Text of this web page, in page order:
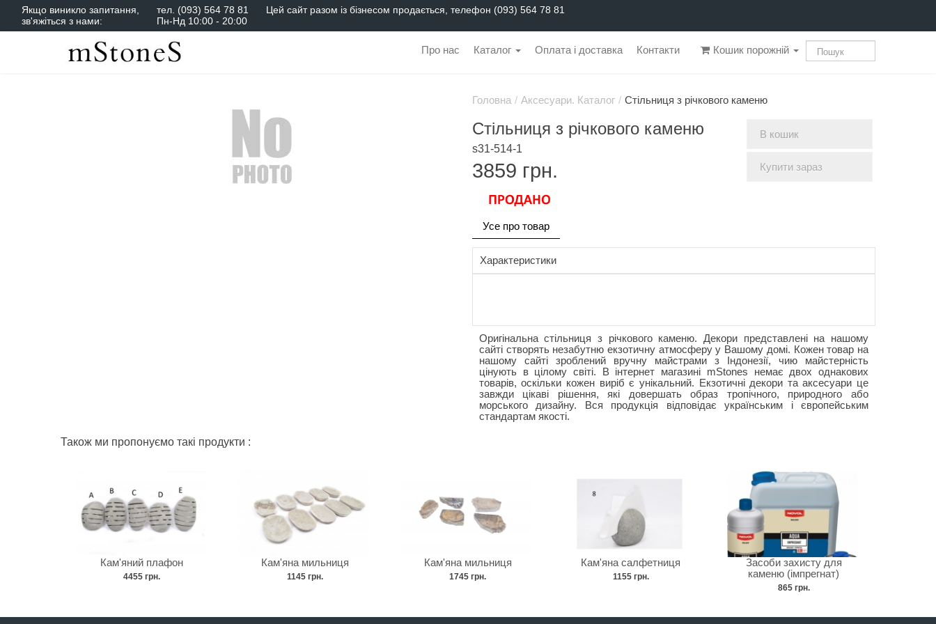
Якщо виникло запитання,
зв'яжіться з нами:
тел. (093) 564 78 81
Пн-Нд 10:00 - 20:00
Цей сайт разом із бізнесом продається, телефон (093) 564 78 81
Кошик порожній
Про нас Каталог Оплата і доставка Контакти
Головна / Аксесуари. Каталог / Стільниця з річкового каменю
Стільниця з річкового каменю
s31-514-1
3859 грн.
В кошик
Купити зараз
Усе про товар
Характеристики
Оригінальна стільниця з річкового каменю. Декори представлені на нашому
сайті створять незабутню екзотичну атмосферу у Вашому домі. Кожен товар на
нашому сайті зроблений вручну майстрами з Індонезії, чию майстерність
цінують в цілому світі. В інтернет магазині mStones немає двох однакових
товарів, оскільки кожен виріб є унікальний. Екзотичні декори та аксесуари це
завжди цікаві рішення, які довершать образ тропічного, природного або
морського дизайну. Вся продукція відповідає українським і європейським
стандартам якості.
Також ми пропонуємо такі продукти :
Кам'яний плафон
4455 грн.
Кам'яна мильниця
1145 грн.
Кам'яна мильниця
1745 грн.
Кам'яна салфетниця
1155 грн.
Засоби захисту для
каменю (імпрегнат)
865 грн.